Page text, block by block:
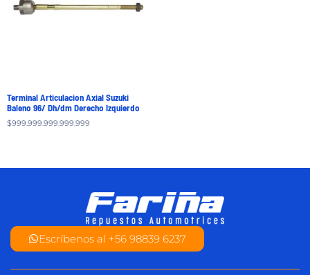
Terminal Articulacion Axial Suzuki
Baleno 96/ Dh/dm Derecho Izquierdo
$999.999.999.999.999
Escríbenos al +56 98839 6237